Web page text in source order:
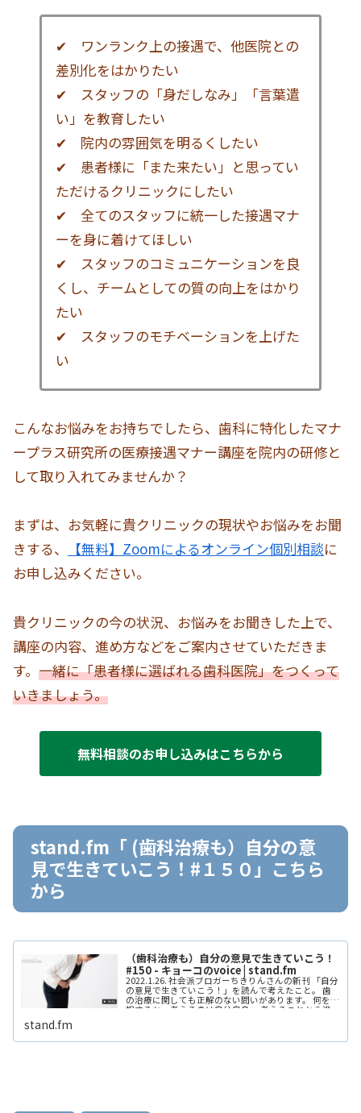
✔ ワンランク上の接遇で、他医院との
差別化をはかりたい
✔ スタッフの「身だしなみ」「言葉遣
い」を教育したい
✔ 院内の雰囲気を明るくしたい
✔ 患者様に「また来たい」と思ってい
ただけるクリニックにしたい
✔ 全てのスタッフに統一した接遇マナ
ーを身に着けてほしい
✔ スタッフのコミュニケーションを良
くし、チームとしての質の向上をはかり
たい
✔ スタッフのモチベーションを上げた
い
こんなお悩みをお持ちでしたら、歯科に特化したマナ
ープラス研究所の医療接遇マナー講座を院内の研修と
して取り入れてみませんか？
まずは、お気軽に貴クリニックの現状やお悩みをお聞
きする、
【無料】Zoomによるオンライン個別相談に
お申し込みください。
貴クリニックの今の状況、お悩みをお聞きした上で、
講座の内容、進め方などをご案内させていただきま
す。 一緒に「患者様に選ばれる歯科医院」をつくって
いきましょう。
無料相談のお申し込みはこちらから
stand.fm「 (歯科治療も）自分の意
見で生きていこう！#１５０」こちら
から
（歯科治療も）自分の意見で生きていこう！
#150 - キョーコのvoice | stand.fm
2022.1.26. 社会派ブロガーちきりんさんの新刊 「自分
の意見で生きていこう！」を読んで考えたこと。 歯
の治療に関しても正解のない問いがあります。 何を選
択するか、考えるのは自分自身。 考えることから逃
stand.fm